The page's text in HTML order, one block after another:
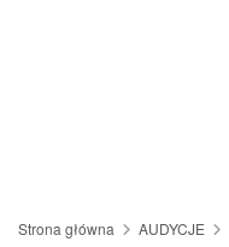
Strona główna AUDYCJE